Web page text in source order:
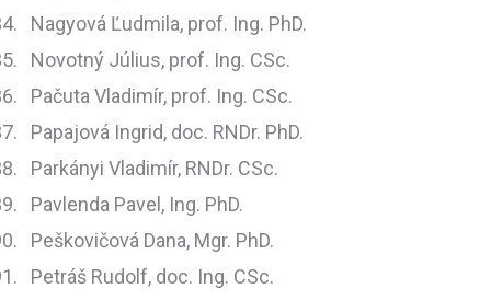
Nagyová Ľudmila, prof. Ing. PhD.
Novotný Július, prof. Ing. CSc.
Pačuta Vladimír, prof. Ing. CSc.
Papajová Ingrid, doc. RNDr. PhD.
Parkányi Vladimír, RNDr. CSc.
Pavlenda Pavel, Ing. PhD.
Peškovičová Dana, Mgr. PhD.
Petráš Rudolf, doc. Ing. CSc.